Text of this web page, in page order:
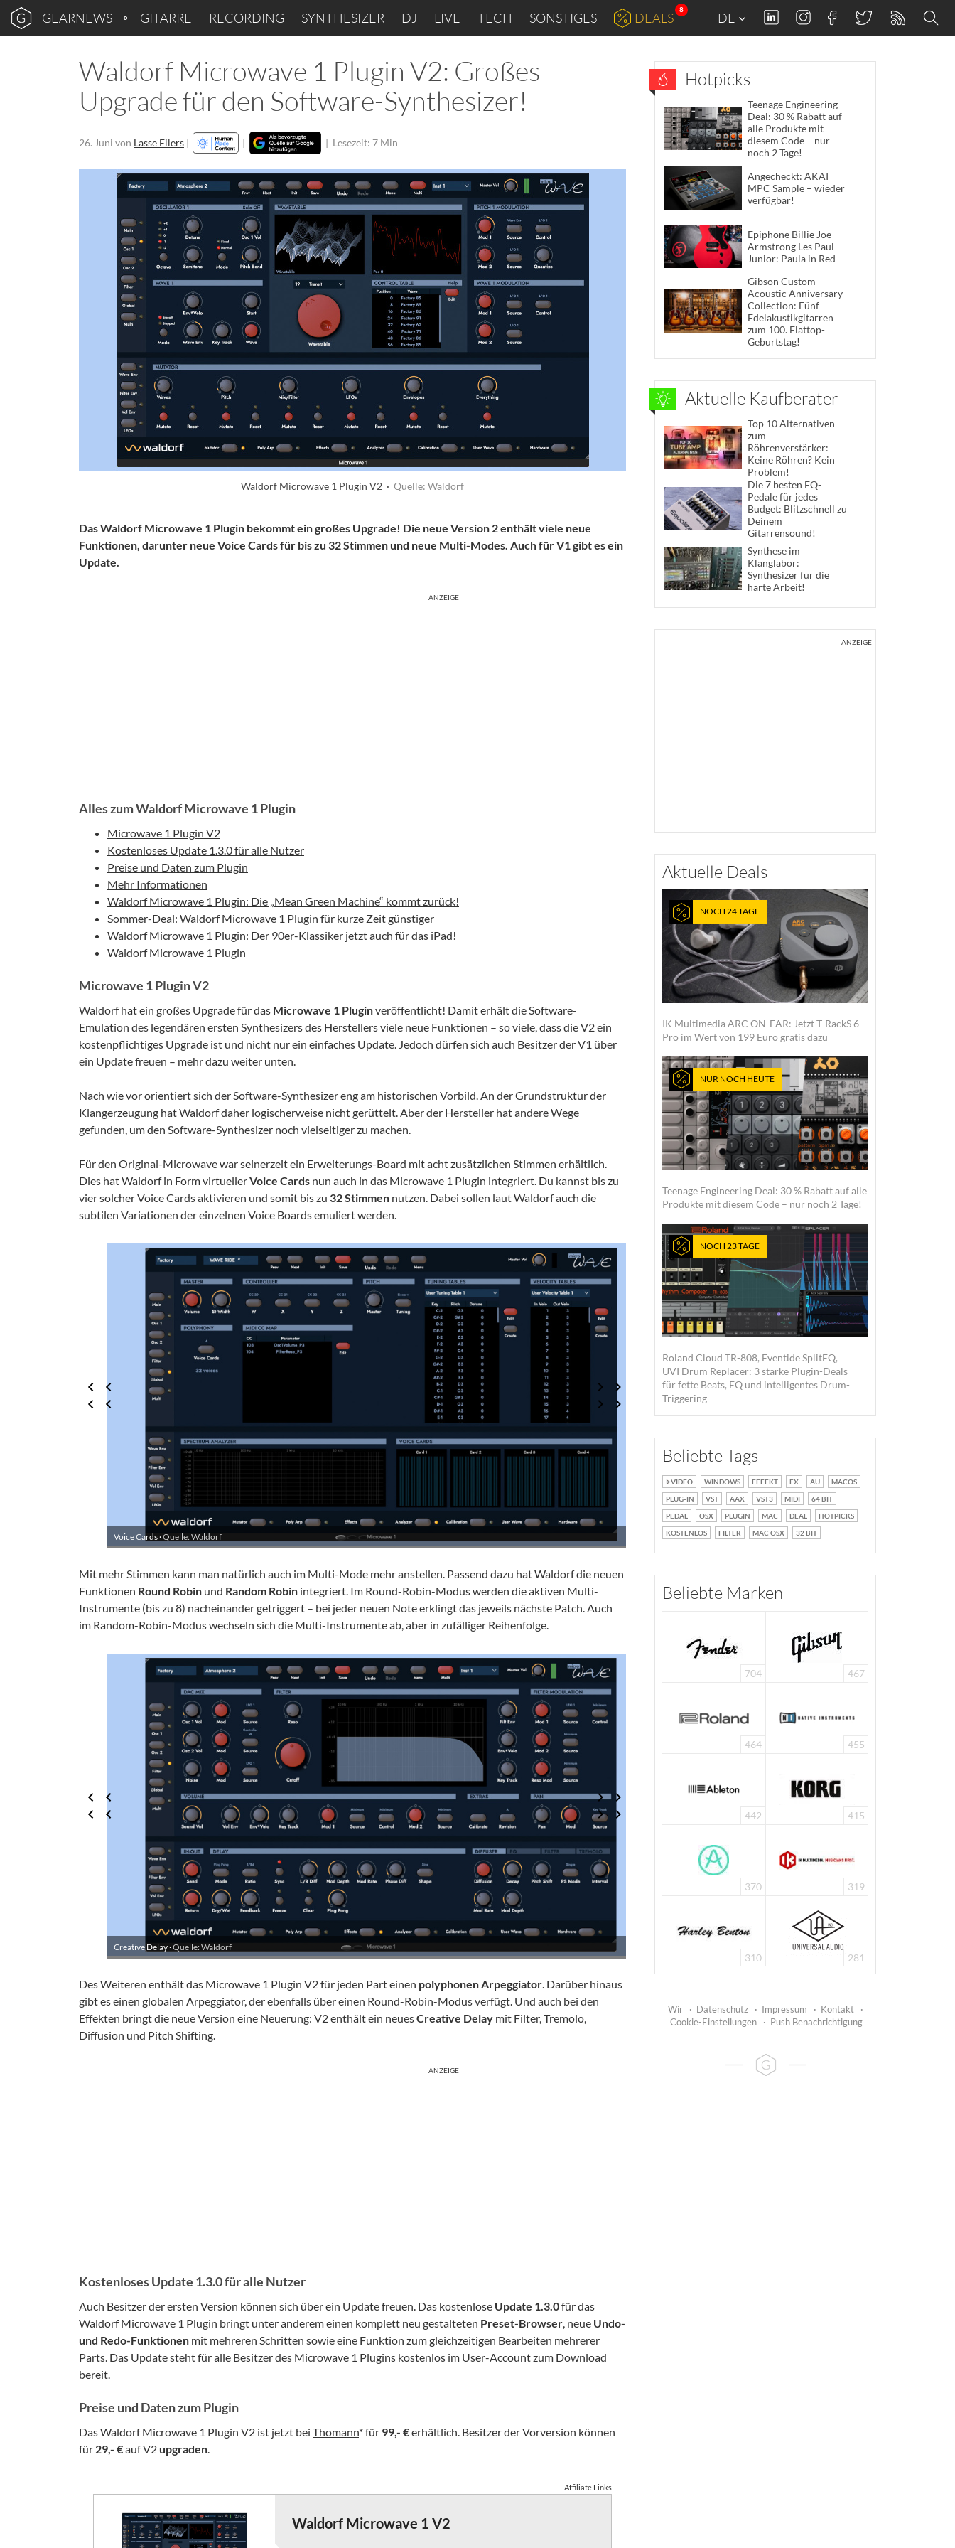
GEARNEWS GITARRE RECORDING SYNTHESIZER DJ LIVE TECH SONSTIGES DEALS
8
DE
Waldorf Microwave 1 Plugin V2: Großes
Upgrade für den Software-Synthesizer!
26. Juni von Lasse Eilers | | | Lesezeit: 7 Min
Waldorf Microwave 1 Plugin V2 · Quelle: Waldorf
Das Waldorf Microwave 1 Plugin bekommt ein großes Upgrade! Die neue Version 2 enthält viele neue
Funktionen, darunter neue Voice Cards für bis zu 32 Stimmen und neue Multi-Modes. Auch für V1 gibt es ein
Update.
ANZEIGE
Alles zum Waldorf Microwave 1 Plugin
Microwave 1 Plugin V2
Kostenloses Update 1.3.0 für alle Nutzer
Preise und Daten zum Plugin
Mehr Informationen
Waldorf Microwave 1 Plugin: Die „Mean Green Machine“ kommt zurück!
Sommer-Deal: Waldorf Microwave 1 Plugin für kurze Zeit günstiger
Waldorf Microwave 1 Plugin: Der 90er-Klassiker jetzt auch für das iPad!
Waldorf Microwave 1 Plugin
Microwave 1 Plugin V2
Waldorf hat ein großes Upgrade für das Microwave 1 Pluginveröffentlicht! Damit erhält die Software-
Emulation des legendären ersten Synthesizers des Herstellers viele neue Funktionen – so viele, dass die V2 ein
kostenpflichtiges Upgrade ist und nicht nur ein einfaches Update. Jedoch dürfen sich auch Besitzer der V1 über
ein Update freuen – mehr dazu weiter unten.
Nach wie vor orientiert sich der Software-Synthesizer eng am historischen Vorbild. An der Grundstruktur der
Klangerzeugung hat Waldorf daher logischerweise nicht gerüttelt. Aber der Hersteller hat andere Wege
gefunden, um den Software-Synthesizer noch vielseitiger zu machen.
Für den Original-Microwave war seinerzeit ein Erweiterungs-Board mit acht zusätzlichen Stimmen erhältlich.
Dies hat Waldorf in Form virtuellerVoice Cards nun auch in das Microwave 1 Plugin integriert. Du kannst bis zu
vier solcher Voice Cards aktivieren und somit bis zu 32 Stimmen nutzen. Dabei sollen laut Waldorf auch die
subtilen Variationen der einzelnen Voice Boards emuliert werden.
Voice Cards ·Quelle: Waldorf Round Robin ·Quelle: Waldorf
Mit mehr Stimmen kann man natürlich auch im Multi-Mode mehr anstellen. Passend dazu hat Waldorf die neuen
Funktionen Round Robin und Random Robin integriert. Im Round-Robin-Modus werden die aktiven Multi-
Instrumente (bis zu 8) nacheinander getriggert – bei jeder neuen Note erklingt das jeweils nächste Patch. Auch
im Random-Robin-Modus wechseln sich die Multi-Instrumente ab, aber in zufälliger Reihenfolge.
Creative Delay ·Quelle: Waldorf
Des Weiteren enthält das Microwave 1 Plugin V2 für jeden Part einen polyphonen Arpeggiator. Darüber hinaus
gibt es einen globalen Arpeggiator, der ebenfalls über einen Round-Robin-Modus verfügt. Und auch bei den
Effekten bringt die neue Version eine Neuerung: V2 enthält ein neuesCreative Delay mit Filter, Tremolo,
Diffusion und Pitch Shifting.
ANZEIGE
Kostenloses Update 1.3.0 für alle Nutzer
Auch Besitzer der ersten Version können sich über ein Update freuen. Das kostenlose Update 1.3.0für das
Waldorf Microwave 1 Plugin bringt unter anderem einen komplett neu gestalteten Preset-Browser, neue Undo-
und Redo-Funktionen mit mehreren Schritten sowie eine Funktion zum gleichzeitigen Bearbeiten mehrerer
Parts. Das Update steht für alle Besitzer des Microwave 1 Plugins kostenlos im User-Account zum Download
bereit.
Preise und Daten zum Plugin
Das Waldorf Microwave 1 Plugin V2 ist jetzt bei Thomann* für 99,- €erhältlich. Besitzer der Vorversion können
für 29,- €auf V2 upgraden.
Affiliate Links
Waldorf Microwave 1 V2
Hotpicks
Teenage Engineering
Deal: 30 % Rabatt auf
alle Produkte mit
diesem Code – nur
noch 2 Tage!
Angecheckt: AKAI
MPC Sample – wieder
verfügbar!
Epiphone Billie Joe
Armstrong Les Paul
Junior: Paula in Red
Gibson Custom
Acoustic Anniversary
Collection: Fünf
Edelakustikgitarren
zum 100. Flattop-
Geburtstag!
Aktuelle Kaufberater
Top 10 Alternativen
zum
Röhrenverstärker:
Keine Röhren? Kein
Problem!
Die 7 besten EQ-
Pedale für jedes
Budget: Blitzschnell zu
Deinem
Gitarrensound!
Synthese im
Klanglabor:
Synthesizer für die
harte Arbeit!
ANZEIGE
Aktuelle Deals
NOCH 24 TAGE
IK Multimedia ARC ON-EAR: Jetzt T-RackS 6
Pro im Wert von 199 Euro gratis dazu
NUR NOCH HEUTE
Teenage Engineering Deal: 30 % Rabatt auf alle
Produkte mit diesem Code – nur noch 2 Tage!
NOCH 23 TAGE
Roland Cloud TR-808, Eventide SplitEQ,
UVI Drum Replacer: 3 starke Plugin-Deals
für fette Beats, EQ und intelligentes Drum-
Triggering
Beliebte Tags
VIDEO WINDOWS EFFEKT FX AU
MACOS
PLUG-IN
VST AAX VST3 MIDI
64 BIT
PEDAL
OSX PLUGIN MAC DEAL
HOTPICKS
KOSTENLOS
FILTER MAC OSX 32 BIT
Beliebte Marken
704 467
464 455
442 415
370 319
310 281
Wir · Datenschutz · Impressum · Kontakt
·
Cookie-Einstellungen
· Push Benachrichtigung